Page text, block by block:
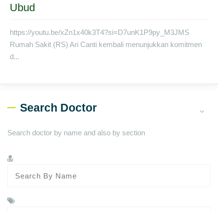
Ubud
https://youtu.be/xZn1x40k3T4?si=D7unK1P9py_M3JMS
Rumah Sakit (RS) Ari Canti kembali menunjukkan komitmen
d...
Search Doctor
Search doctor by name and also by section